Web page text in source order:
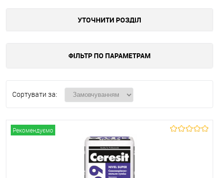
УТОЧНИТИ РОЗДІЛ
ФІЛЬТР ПО ПАРАМЕТРАМ
Сортувати за:
Рекомендуємо